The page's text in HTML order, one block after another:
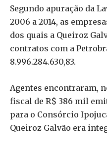
Segundo apuração da
2006 a 2014, as
dos quais a Queiroz
contratos com a
8.996.284.630,83.
Agentes encontraram,
fiscal de R$ 386 mil
para o Consórcio
Queiroz Galvão era